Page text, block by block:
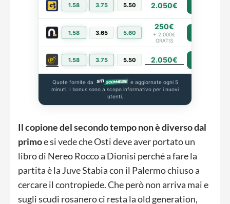
1.58 3.75 5.50 2.050€
1.58 3.65 5.60
250€
+ 2.000€
GRATIS
1.58 3.75 5.50 2.050€
Quote fornite da
e aggiornate ogni 5
minuti. I bonus sono a scopo informativo per i nuovi
utenti.
Il copione del secondo tempo non è diverso dal
primoe si vede che Osti deve aver portato un
libro di Nereo Rocco a Dionisi perché a fare la
partita è la Juve Stabia con il Palermo chiuso a
cercare il contropiede. Che però non arriva mai e
sugli scudi rosanero ci resta la old generation,